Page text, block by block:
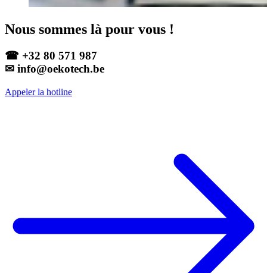
Nous sommes là pour vous !
☎ +32 80 571 987
✉ info@oekotech.be
Appeler la hotline